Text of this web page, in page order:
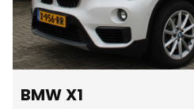
BMW X1